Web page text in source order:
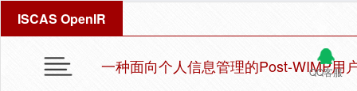
ISCAS OpenIR
QQ客服
一种面向个人信息管理的Post-WIMP用